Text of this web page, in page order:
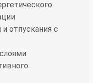
отпускания с